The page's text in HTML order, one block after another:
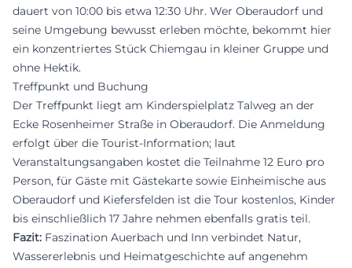
dauert von 10:00 bis etwa 12:30 Uhr. Wer Oberaudorf und
seine Umgebung bewusst erleben möchte, bekommt hier
ein konzentriertes Stück Chiemgau in kleiner Gruppe und
ohne Hektik.
Treffpunkt und Buchung
Der Treffpunkt liegt am Kinderspielplatz Talweg an der
Ecke Rosenheimer Straße in Oberaudorf. Die Anmeldung
erfolgt über die Tourist-Information; laut
Veranstaltungsangaben kostet die Teilnahme 12 Euro pro
Person, für Gäste mit Gästekarte sowie Einheimische aus
Oberaudorf und Kiefersfelden ist die Tour kostenlos, Kinder
bis einschließlich 17 Jahre nehmen ebenfalls gratis teil.
Fazit: Faszination Auerbach und Inn verbindet Natur,
Wassererlebnis und Heimatgeschichte auf angenehm